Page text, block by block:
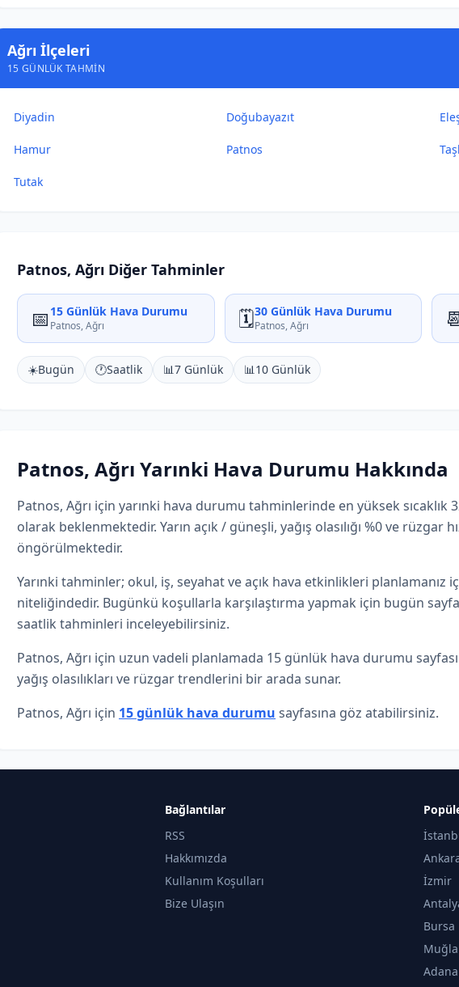
Ağrı İlçeleri
15 GÜNLÜK TAHMIN
Diyadin Doğubayazıt
Hamur Patnos
Tutak
Patnos, Ağrı Diğer Tahminler
📅 15 Günlük Hava Durumu
Patnos, Ağrı 🗓️30 Günlük Hava Durumu
Patnos, Ağrı
☀️Bugün 🕐Saatlik 📊7 Günlük 📊10 Günlük
Patnos, Ağrı Yarınki Hava Durumu Hakkında
Patnos, Ağrı için yarınki hava durumu tahminlerinde en yüksek sıcaklık
olarak beklenmektedir. Yarın açık / güneşli, yağış olasılığı %0 ve rüzgar
öngörülmektedir.
Yarınki tahminler; okul, iş, seyahat ve açık hava etkinlikleri planlamanız
niteliğindedir. Bugünkü koşullarla karşılaştırma yapmak için bugün
saatlik tahminleri inceleyebilirsiniz.
Patnos, Ağrı için uzun vadeli planlamada 15 günlük hava durumu sayfası
yağış olasılıkları ve rüzgar trendlerini bir arada sunar.
Patnos, Ağrı için 15 günlük hava durumu sayfasına göz atabilirsiniz.
Bağlantılar
RSS
Hakkımızda
Kullanım Koşulları
Bize Ulaşın
İzmir
Bursa
Muğla
Adana